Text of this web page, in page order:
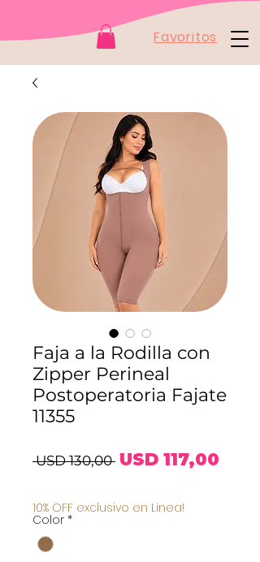
Favoritos
Faja a la Rodilla con
Zipper Perineal
Postoperatoria Fajate
11355
USD 130,00 Precio
USD 117,00
10% OFF exclusivo en Linea!
Color *